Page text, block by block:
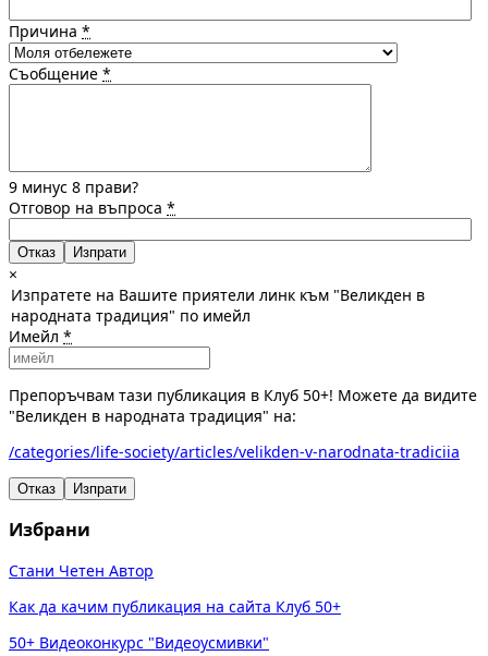
Причина *
Съобщение *
9 минус 8 прави?
Отговор на въпроса *
Отказ
×
Изпратете на Вашите приятели линк към "Великден в
народната традиция" по имейл
Имейл *
Препоръчвам тази публикация в Клуб 50+! Можете да видите
"Великден в народната традиция" на:
/categories/life-society/articles/velikden-v-narodnata-tradiciia
Отказ Изпрати
Избрани
Стани Четен Автор
Как да качим публикация на сайта Клуб 50+
50+ Видеоконкурс "Видеоусмивки"